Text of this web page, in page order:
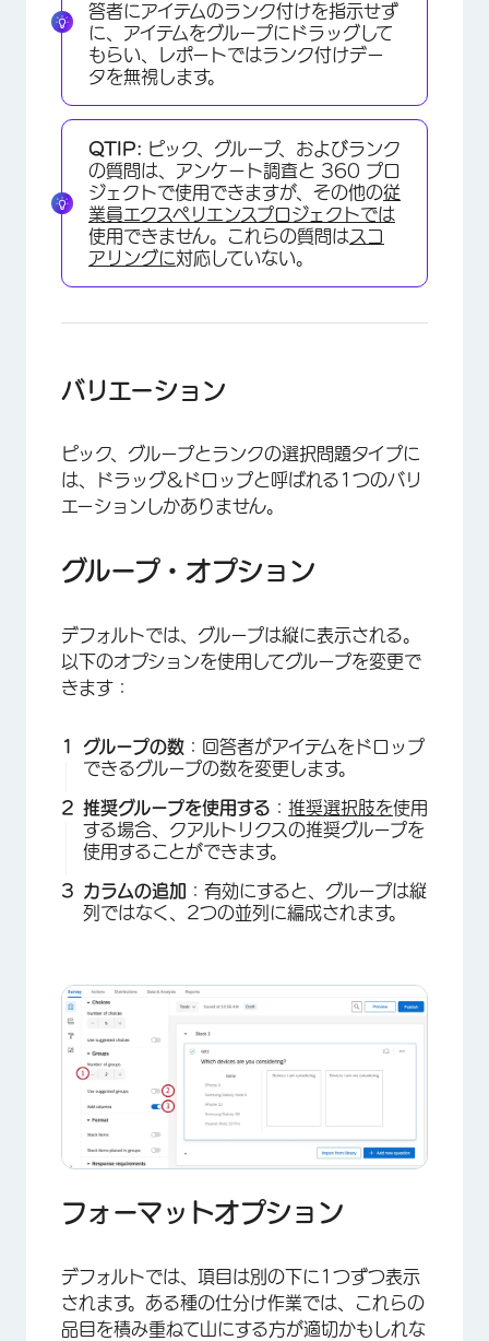
答者にアイテムのランク付けを指示せず
に、アイテムをグループにドラッグして
もらい、レポートではランク付けデー
タを無視します。
QTIP: ピック、グループ、およびランク
の質問は、アンケート調査と 360 プロ
ジェクトで使用できますが、その他の従
業員エクスペリエンスプロジェクトでは
使用できません。これらの質問はスコ
アリングに対応していない。
バリエーション
ピック、グループとランクの選択問題タイプに
は、ドラッグ＆ドロップと呼ばれる1つのバリ
エーションしかありません。
グループ・オプション
デフォルトでは、グループは縦に表示される。
以下のオプションを使用してグループを変更で
きます：
グループの数 ：回答者がアイテムをドロップ
できるグループの数を変更します。
推奨グループを使用する ： 推奨選択肢を使用
する場合、クアルトリクスの推奨グループを
使用することができます。
カラムの追加 ：有効にすると、グループは縦
列ではなく、2つの並列に編成されます。
フォーマットオプション
デフォルトでは、項目は別の下に1つずつ表示
されます。ある種の仕分け作業では、これらの
品目を積み重ねて山にする方が適切かもしれな